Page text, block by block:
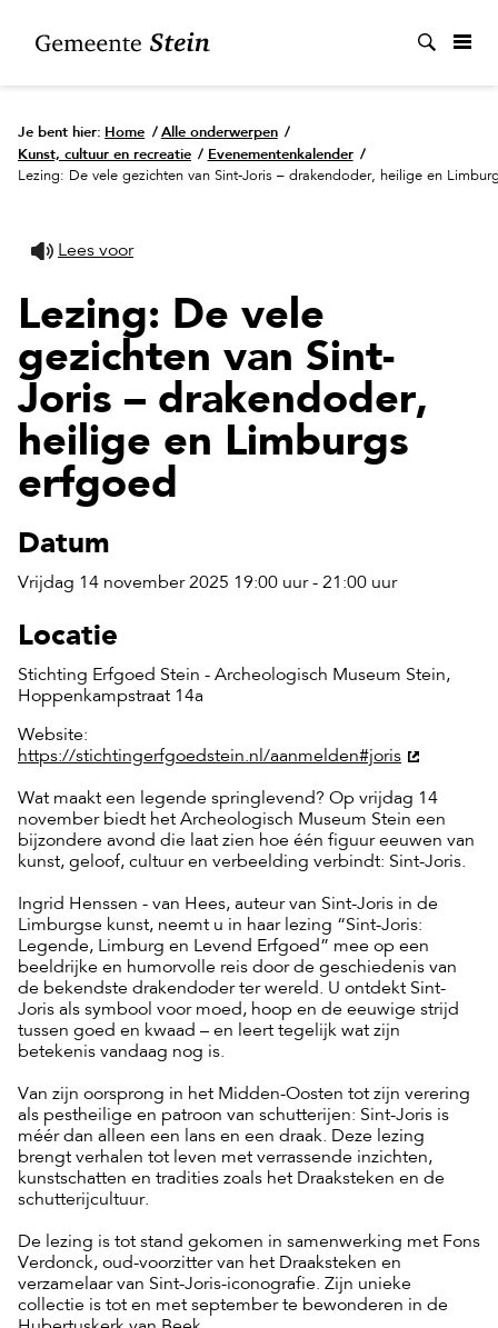
Je bent hier: Home / Alle onderwerpen /
Kunst, cultuur en recreatie / Evenementenkalender /
Lezing: De vele gezichten van Sint-Joris – drakendoder, heilige en
Lees voor
Lezing: De vele
gezichten van Sint-
Joris – drakendoder,
heilige en Limburgs
erfgoed
Datum
Vrijdag 14 november 2025 19:00 uur - 21:00 uur
Locatie
Stichting Erfgoed Stein - Archeologisch Museum Stein,
Hoppenkampstraat 14a
Website:
https://stichtingerfgoedstein.nl/aanmelden#joris
Wat maakt een legende springlevend? Op vrijdag 14
november biedt het Archeologisch Museum Stein een
bijzondere avond die laat zien hoe één figuur eeuwen van
kunst, geloof, cultuur en verbeelding verbindt: Sint-Joris.
Ingrid Henssen - van Hees, auteur van Sint-Joris in de
Limburgse kunst, neemt u in haar lezing “Sint-Joris:
Legende, Limburg en Levend Erfgoed” mee op een
beeldrijke en humorvolle reis door de geschiedenis van
de bekendste drakendoder ter wereld. U ontdekt Sint-
Joris als symbool voor moed, hoop en de eeuwige strijd
tussen goed en kwaad – en leert tegelijk wat zijn
betekenis vandaag nog is.
Van zijn oorsprong in het Midden-Oosten tot zijn verering
als pestheilige en patroon van schutterijen: Sint-Joris is
méér dan alleen een lans en een draak. Deze lezing
brengt verhalen tot leven met verrassende inzichten,
kunstschatten en tradities zoals het Draaksteken en de
schutterijcultuur.
De lezing is tot stand gekomen in samenwerking met Fons
Verdonck, oud-voorzitter van het Draaksteken en
verzamelaar van Sint-Joris-iconografie. Zijn unieke
collectie is tot en met september te bewonderen in de